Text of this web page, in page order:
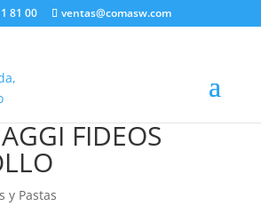
81 00 ventas@comasw.com
FIDEOS
y Pastas